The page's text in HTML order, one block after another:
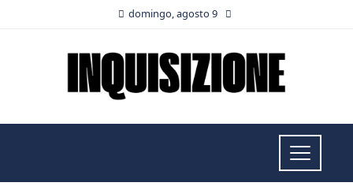
domingo, agosto 9